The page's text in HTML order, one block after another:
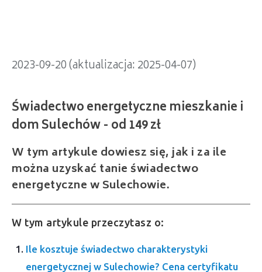
2023-09-20 (aktualizacja: 2025-04-07)
W tym artykule dowiesz się, jak i za ile
można uzyskać tanie świadectwo
energetyczne w Sulechowie.
W tym artykule przeczytasz o:
Ile kosztuje świadectwo charakterystyki
energetycznej w Sulechowie? Cena certyfikatu